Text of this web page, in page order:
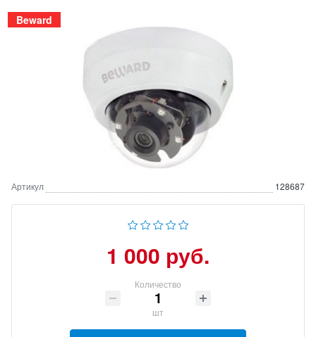
Beward
Артикул 128687
1 000 руб.
Количество
шт